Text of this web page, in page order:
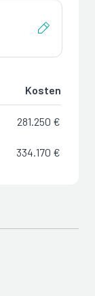
Kosten
281.250 €
334.170 €